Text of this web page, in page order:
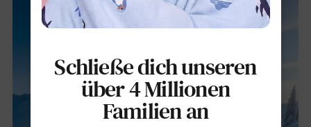
Schließe dich unseren
über 4 Millionen
Familien an